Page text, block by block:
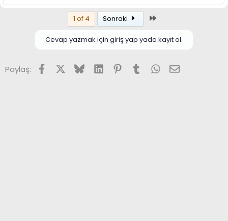
1 of 4 Sonraki
Cevap yazmak için giriş yap yada kayıt ol.
Paylaş: FacebookX (Twitter)
BlueskyLinkedInPinterest
TumblrWhatsApp
E-posta